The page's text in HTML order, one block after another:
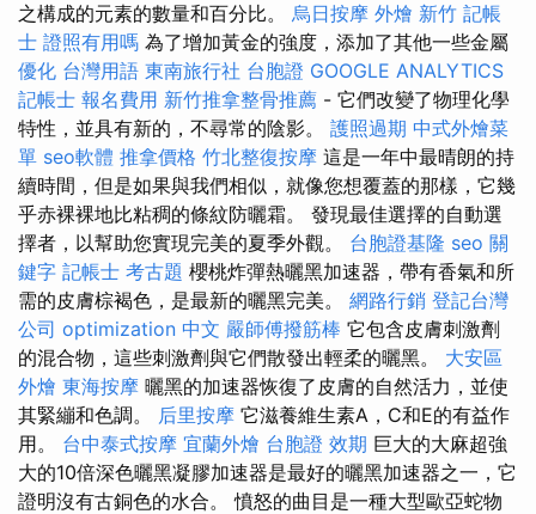
之構成的元素的數量和百分比。 烏日按摩 外燴 新竹 記帳
士 證照有用嗎 為了增加黃金的強度，添加了其他一些金屬
優化 台灣用語 東南旅行社 台胞證 GOOGLE ANALYTICS
記帳士 報名費用 新竹推拿整骨推薦 - 它們改變了物理化學
特性，並具有新的，不尋常的陰影。 護照過期 中式外燴菜
單 seo軟體 推拿價格 竹北整復按摩 這是一年中最晴朗的持
續時間，但是如果與我們相似，就像您想覆蓋的那樣，它幾
乎赤裸裸地比粘稠的條紋防曬霜。 發現最佳選擇的自動選
擇者，以幫助您實現完美的夏季外觀。 台胞證基隆 seo 關
鍵字 記帳士 考古題 櫻桃炸彈熱曬黑加速器，帶有香氣和所
需的皮膚棕褐色，是最新的曬黑完美。 網路行銷 登記台灣
公司 optimization 中文 嚴師傅撥筋棒 它包含皮膚刺激劑
的混合物，這些刺激劑與它們散發出輕柔的曬黑。 大安區
外燴 東海按摩 曬黑的加速器恢復了皮膚的自然活力，並使
其緊繃和色調。 后里按摩 它滋養維生素A，C和E的有益作
用。 台中泰式按摩 宜蘭外燴 台胞證 效期 巨大的大麻超強
大的10倍深色曬黑凝膠加速器是最好的曬黑加速器之一，它
證明沒有古銅色的水合。 憤怒的曲目是一種大型歐亞蛇物